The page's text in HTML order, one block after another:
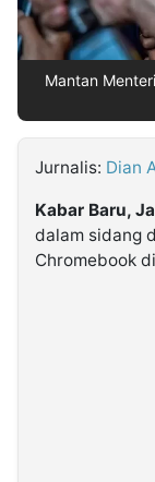
Mantan
Jurnalis: Dian
Kabar Baru,
dalam sidang
Chromebook